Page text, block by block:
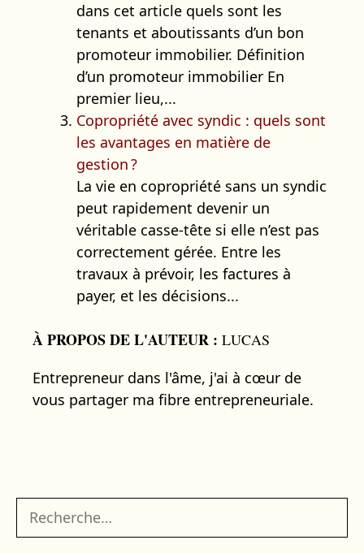
dans cet article quels sont les
tenants et aboutissants d’un bon
promoteur immobilier. Définition
d’un promoteur immobilier En
premier lieu,...
Copropriété avec syndic : quels sont
les avantages en matière de
gestion ?
La vie en copropriété sans un syndic
peut rapidement devenir un
véritable casse-tête si elle n’est pas
correctement gérée. Entre les
travaux à prévoir, les factures à
payer, et les décisions...
À PROPOS DE L'AUTEUR : LUCAS
Entrepreneur dans l'âme, j'ai à cœur de
vous partager ma fibre entrepreneuriale.
Rechercher :